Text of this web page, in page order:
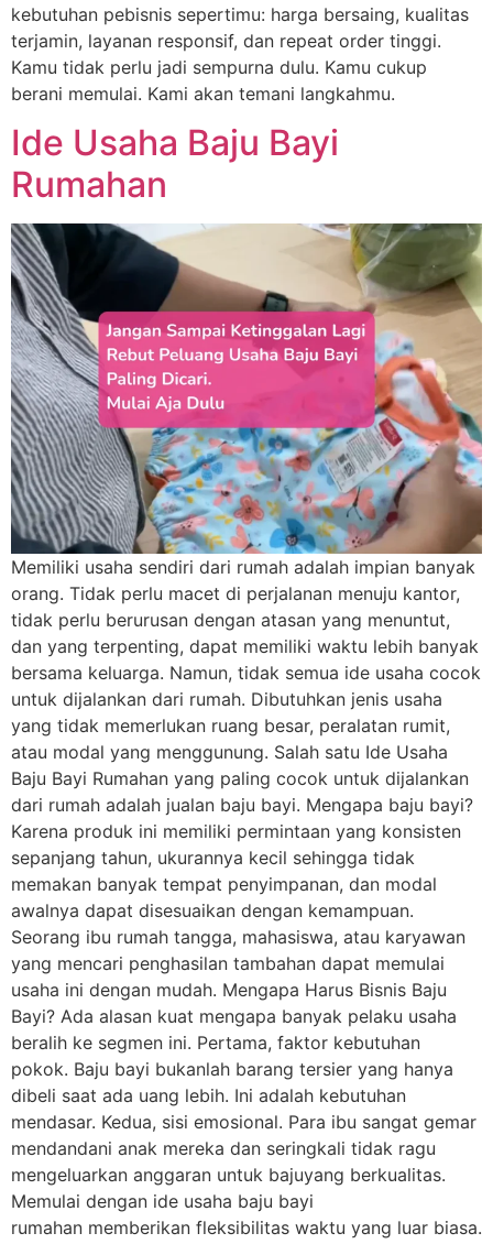
kebutuhan pebisnis sepertimu: harga bersaing, kualitas
terjamin, layanan responsif, dan repeat order tinggi.
Kamu tidak perlu jadi sempurna dulu. Kamu cukup
berani memulai. Kami akan temani langkahmu.
Ide Usaha Baju Bayi
Rumahan
Memiliki usaha sendiri dari rumah adalah impian banyak
orang. Tidak perlu macet di perjalanan menuju kantor,
tidak perlu berurusan dengan atasan yang menuntut,
dan yang terpenting, dapat memiliki waktu lebih banyak
bersama keluarga. Namun, tidak semua ide usaha cocok
untuk dijalankan dari rumah. Dibutuhkan jenis usaha
yang tidak memerlukan ruang besar, peralatan rumit,
atau modal yang menggunung. Salah satu Ide Usaha
Baju Bayi Rumahan yang paling cocok untuk dijalankan
dari rumah adalah jualan baju bayi. Mengapa baju bayi?
Karena produk ini memiliki permintaan yang konsisten
sepanjang tahun, ukurannya kecil sehingga tidak
memakan banyak tempat penyimpanan, dan modal
awalnya dapat disesuaikan dengan kemampuan.
Seorang ibu rumah tangga, mahasiswa, atau karyawan
yang mencari penghasilan tambahan dapat memulai
usaha ini dengan mudah. Mengapa Harus Bisnis Baju
Bayi? Ada alasan kuat mengapa banyak pelaku usaha
beralih ke segmen ini. Pertama, faktor kebutuhan
pokok. Baju bayi bukanlah barang tersier yang hanya
dibeli saat ada uang lebih. Ini adalah kebutuhan
mendasar. Kedua, sisi emosional. Para ibu sangat gemar
mendandani anak mereka dan seringkali tidak ragu
mengeluarkan anggaran untuk bajuyang berkualitas.
Memulai dengan ide usaha baju bayi
rumahan memberikan fleksibilitas waktu yang luar biasa.